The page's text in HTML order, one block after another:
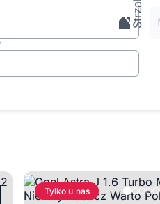
Tylko u nas